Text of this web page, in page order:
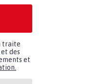
traite
des
et